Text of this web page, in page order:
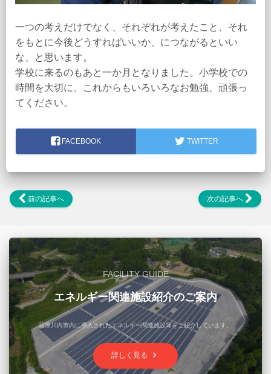
一つの考えだけでなく、それぞれが考えたこと、それ
をもとに今後どうすればいいか、につながるといい
な、と思います。
学校に来るのもあと一か月となりました。小学校での
時間を大切に、これからもいろいろなお勉強、頑張っ
てください。
FACEBOOK TWITTER
前の記事へ 次の記事へ
FACILITY GUIDE
エネルギー関連施設紹介のご案内
薩摩川内市内に導入されたエネルギー関連施設等をご紹介しています。
詳しく見る keyboard_arrow_right